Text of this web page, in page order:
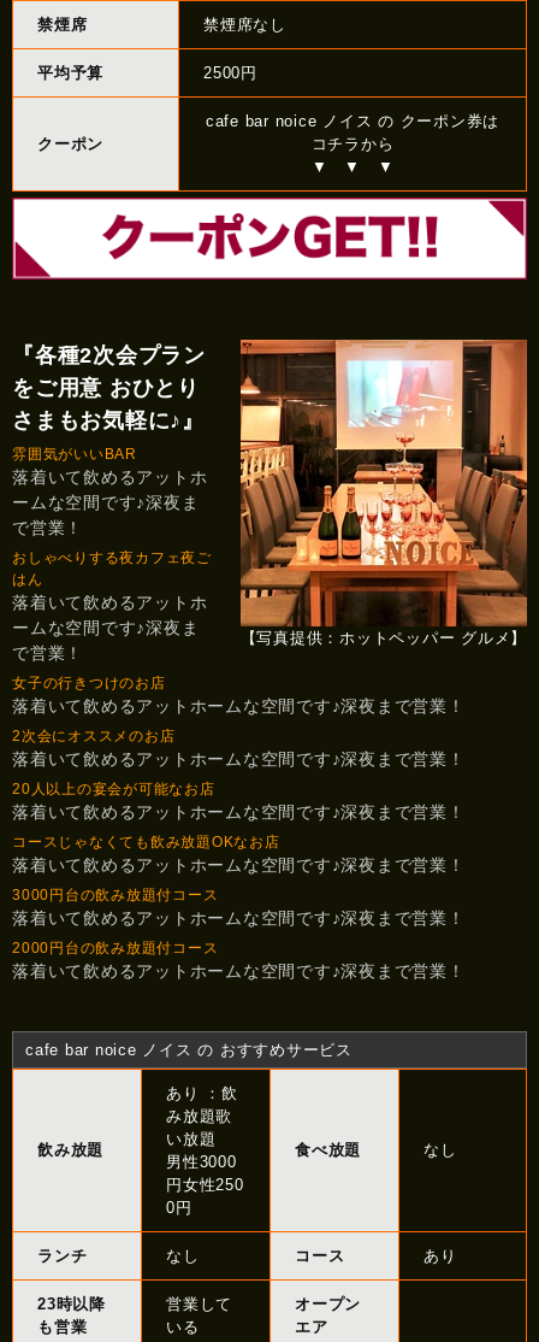
禁煙席 禁煙席なし
平均予算 2500円
クーポン
cafe bar noice ノイス の クーポン券は
コチラから
▼ ▼ ▼
【写真提供：ホットペッパー グルメ】
『各種2次会プラン
をご用意 おひとり
さまもお気軽に♪』
雰囲気がいいBAR
落着いて飲めるアットホ
ームな空間です♪深夜ま
で営業！
おしゃべりする夜カフェ夜ご
はん
落着いて飲めるアットホ
ームな空間です♪深夜ま
で営業！
女子の行きつけのお店
落着いて飲めるアットホームな空間です♪深夜まで営業！
2次会にオススメのお店
落着いて飲めるアットホームな空間です♪深夜まで営業！
20人以上の宴会が可能なお店
落着いて飲めるアットホームな空間です♪深夜まで営業！
コースじゃなくても飲み放題OKなお店
落着いて飲めるアットホームな空間です♪深夜まで営業！
3000円台の飲み放題付コース
落着いて飲めるアットホームな空間です♪深夜まで営業！
2000円台の飲み放題付コース
落着いて飲めるアットホームな空間です♪深夜まで営業！
cafe bar noice ノイス の おすすめサービス
飲み放題
あり ：飲
み放題歌
い放題
男性3000
円女性250
0円
食べ放題 なし
ランチ なし コース あり
23時以降
も営業
営業して
いる
オープン
エア